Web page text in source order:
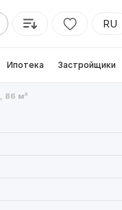
RU
Ипотека Застройщики
86 м²